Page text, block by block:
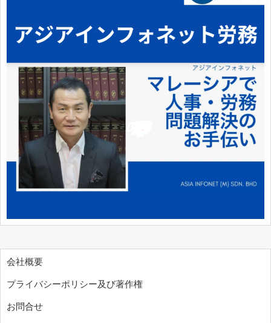
会社概要
プライバシーポリシー及び著作権
お問合せ